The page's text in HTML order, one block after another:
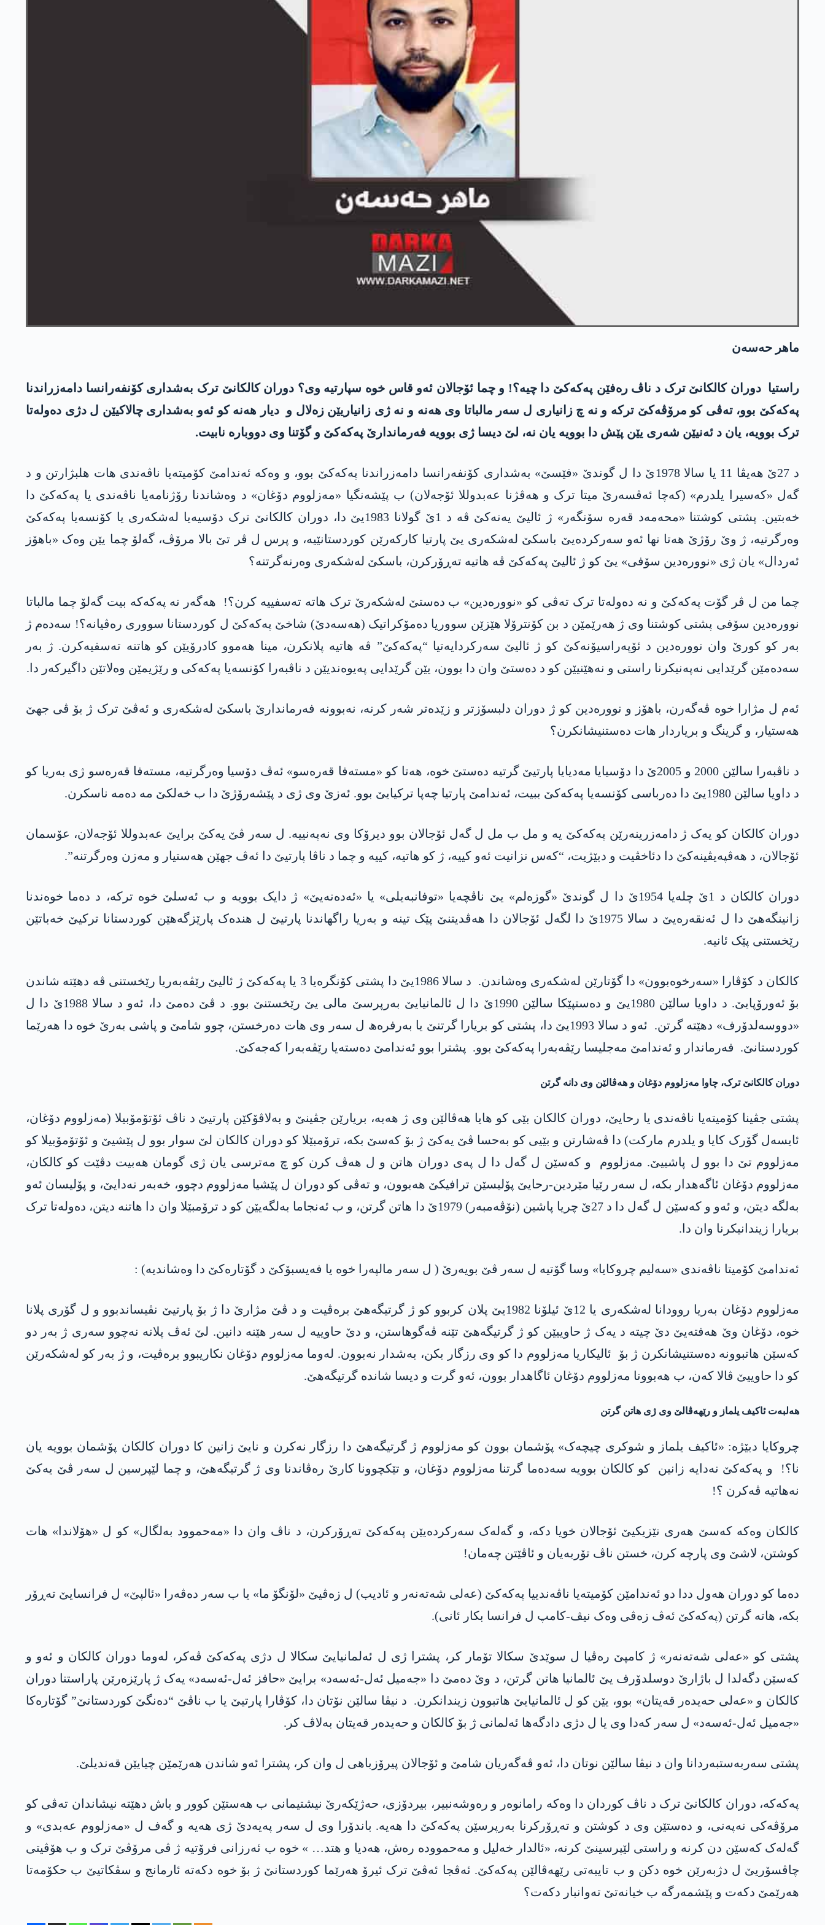
ماھر حەسەن
راستیا دوران کالکانێ ترک د ناڤ رەفێن پەکەکێ دا چیە؟! و چما ئۆجالان ئەو قاس خوە سپارتیە وی؟ دوران کالکانێ ترک بەشداری کۆنفەرانسا دامەزراندنا
پەکەکێ بوو، تەڤی کو مرۆڤەکێ ترکە و نە چ زانیاری ل سەر مالباتا وی هەنە و نە ژی زانیاریێن زەلال و دیار ھەنە کو ئەو بەشداری چالاکیێن ل دژی دەولەتا
ترک بوویە، یان د ئەنیێن شەری یێن پێش دا بوویە یان نە، لێ دیسا ژی بوویە فەرماندارێ پەکەکێ و گۆتنا وی دووبارە نابیت.
د 27ێ ھەیڤا 11 یا سالا 1978ێ دا ل گوندێ «فێسێ» بەشداری کۆنفەرانسا دامەزراندنا پەکەکێ بوو، و وەکە ئەندامێ کۆمیتەیا ناڤەندی ھات ھلبژارتن و د
گەل «کەسیرا یلدرم» (کەچا ئەڤسەرێ میتا ترک و ھەڤژنا عەبدوللا ئۆجەلان) ب پێشەنگیا «مەزلووم دۆغان» د وەشاندنا رۆژنامەیا ناڤەندی یا پەکەکێ دا
خەبتین. پشتی کوشتنا «محەمەد قەرە سۆنگەر» ژ ئالیێ یەنەکێ ڤە د 1ێ گولانا 1983یێ دا، دوران کالکانێ ترک دۆسیەیا لەشکەری یا کۆنسەیا پەکەکێ
وەرگرتیە، ژ وێ رۆژێ ھەتا نھا ئەو سەرکردەیێ باسکێ لەشکەری یێ پارتیا کارکەرێن کوردستانێیە، و پرس ل ڤر تێ بالا مرۆڤ، گەلۆ چما یێن وەک «باھۆز
ئەردال» یان ژی «نوورەدین سۆفی» یێ کو ژ ئالیێ پەکەکێ ڤە ھاتیە تەڕۆرکرن، باسکێ لەشکەری وەرنەگرتنە؟
چما من ل ڤر گۆت پەکەکێ و نە دەولەتا ترک تەڤی کو «نوورەدین» ب دەستێ لەشکەرێ ترک ھاتە تەسفییە کرن؟! ھەگەر نە پەکەکە بیت گەلۆ چما مالباتا
نوورەدین سۆفی پشتی کوشتنا وی ژ ھەرێمێن د بن کۆنترۆلا ھێزێن سووریا دەمۆکراتیک (ھەسەدێ) شاخێ پەکەکێ ل کوردستانا سووری رەڤیانە؟! سەدەم ژ
بەر کو کورێ وان نوورەدین د ئۆپەراسیۆنەکێ کو ژ ئالیێ سەرکردایەتیا “پەکەکێ” ڤە ھاتیە پلانکرن، مینا ھەموو کادرۆیێن کو ھاتنە تەسفیەکرن. ژ بەر
سەدەمێن گرێدایی نەپەنیکرنا راستی و نەھێنیێن کو د دەستێ وان دا بوون، یێن گرێدایی پەیوەندیێن د ناڤبەرا کۆنسەیا پەکەکی و رێژیمێن وەلاتێن داگیرکەر دا.
ئەم ل مژارا خوە ڤەگەرن، باھۆز و نوورەدین کو ژ دوران دلبسۆزتر و زێدەتر شەر کرنە، نەبوونە فەرماندارێ باسکێ لەشکەری و ئەڤێ ترک ژ بۆ ڤی جھێ
ھەستیار، و گرینگ و بریاردار ھات دەستنیشانکرن؟
د ناڤبەرا سالێن 2000 و 2005ێ دا دۆسیایا مەدیایا پارتیێ گرتیە دەستێ خوە، ھەتا کو «مستەفا قەرەسو» ئەڤ دۆسیا وەرگرتیە، مستەفا قەرەسو ژی بەریا کو
د داویا سالێن 1980یێ دا دەرباسی کۆنسەیا پەکەکێ ببیت، ئەندامێ پارتیا چەپا ترکیایێ بوو. ئەزێ وی ژی د پێشەرۆژێ دا ب خەلکێ مە دەمە ناسکرن.
دوران کالکان کو یەک ژ دامەزرینەرێن پەکەکێ یە و مل ب مل ل گەل ئۆجالان بوو دیرۆکا وی نەپەنییە. ل سەر ڤێ یەکێ برایێ عەبدوللا ئۆجەلان، عۆسمان
ئۆجالان، د ھەڤپەیڤینەکێ دا دئاخڤیت و دبێژیت، “کەس نزانیت ئەو کییە، ژ کو ھاتیە، کییە و چما د ناڤا پارتیێ دا ئەڤ جھێن ھەستیار و مەزن وەرگرتنە”.
دوران کالکان د 1ێ چلەیا 1954ێ دا ل گوندێ «گوزەلم» یێ ناڤچەیا «توفانبەیلی» یا «ئەدەنەیێ» ژ دایک بوویە و ب ئەسلێ خوە ترکە، د دەما خوەندنا
زانینگەھێ دا ل ئەنقەرەیێ د سالا 1975ێ دا لگەل ئۆجالان دا ھەڤدیتنێ پێک تینە و بەریا راگھاندنا پارتیێ ل ھندەک پارێزگەھێن کوردستانا ترکیێ خەباتێن
رێخستنی پێک ئانیە.
کالکان د کۆڤارا «سەرخوەبوون» دا گۆتارێن لەشکەری وەشاندن. د سالا 1986یێ دا پشتی کۆنگرەیا 3 یا پەکەکێ ژ ئالیێ رێڤەبەریا رێخستنی ڤە دهێتە شاندن
بۆ ئەورۆپایێ. د داویا سالێن 1980یێ و دەستپێکا سالێن 1990ێ دا ل ئالمانیایێ بەرپرسێ مالی یێ رێخستنێ بوو. د ڤێ دەمێ دا، ئەو د سالا 1988ێ دا ل
«دووسەلدۆرف» دهێتە گرتن. ئەو د سالا 1993یێ دا، پشتی کو بریارا گرتنێ یا بەرفرەھ ل سەر وی ھات دەرخستن، چوو شامێ و پاشی بەرێ خوە دا ھەرێما
کوردستانێ. فەرماندار و ئەندامێ مەجلیسا رێڤەبەرا پەکەکێ بوو. پشترا بوو ئەندامێ دەستەیا رێڤەبەرا کەجەکێ.
دوران کالکانێ ترک، چاوا مەزلووم دۆغان و ھەڤالێن وی دانە گرتن
پشتی جڤینا کۆمیتەیا ناڤەندی یا رحایێ، دوران کالکان بێی کو ھایا ھەڤالێن وی ژ ھەبە، بریارێن جڤینێ و بەلاڤۆکێن پارتیێ د ناڤ ئۆتۆمۆبیلا (مەزلووم دۆغان،
ئایسەل گۆرک کایا و یلدرم مارکت) دا ڤەشارتن و بێیی کو بەحسا ڤێ یەکێ ژ بۆ کەسێ بکە، ترۆمبێلا کو دوران کالکان لێ سوار بوو ل پێشیێ و ئۆتۆمۆبیلا کو
مەزلووم تێ دا بوو ل پاشییێ. مەزلووم و کەسێن ل گەل دا ل پەی دوران ھاتن و ل ھەڤ کرن کو چ مەترسی یان ژی گومان ھەبیت دڤێت کو کالکان،
مەزلووم دۆغان ئاگەھدار بکە، ل سەر رێیا مێردین-رحایێ پۆلیسێن ترافیکێ ھەبوون، و تەڤی کو دوران ل پێشیا مەزلووم دچوو، خەبەر نەدایێ، و پۆلیسان ئەو
بەلگە دیتن، و ئەو و کەسێن ل گەل دا د 27ێ چریا پاشین (نۆڤەمبەر) 1979ێ دا ھاتن گرتن، و ب ئەنجاما بەلگەیێن کو د ترۆمبێلا وان دا ھاتنە دیتن، دەولەتا ترک
بریارا زیندانیکرنا وان دا.
ئەندامێ کۆمیتا ناڤەندی «سەلیم چروکایا» وسا گۆتیە ل سەر ڤێ بویەرێ ( ل سەر مالپەرا خوە یا فەیسبۆکێ د گۆتارەکێ دا وەشاندیە) :
مەزلووم دۆغان بەریا روودانا لەشکەری یا 12ێ ئیلۆنا 1982یێ پلان کربوو کو ژ گرتیگەھێ برەڤیت و د ڤێ مژارێ دا ژ بۆ پارتیێ نڤیساندبوو و ل گۆری پلانا
خوە، دۆغان وێ ھەفتەیێ دێ چیتە د یەک ژ حاوییێن کو ژ گرتیگەھێ تێنە ڤەگوھاستن، و دێ حاوییە ل سەر هێنە دانین. لێ ئەڤ پلانە نەچوو سەری ژ بەر دو
کەسێن ھاتبوونە دەستنیشانکرن ژ بۆ ئالیکاریا مەزلووم دا کو وی رزگار بکن، بەشدار نەبوون. لەوما مەزلووم دۆغان نکاریبوو برەڤیت، و ژ بەر کو لەشکەرێن
کو دا حاوییێ ڤالا کەن، ب ھەبوونا مەزلووم دۆغان ئاگاھدار بوون، ئەو گرت و دیسا شاندە گرتیگەھێ.
ھەلبەت ئاکیف یلماز و رێھەڤالێ وی ژی ھاتن گرتن
چروکایا دبێژە: «ئاکیف یلماز و شوکری چیچەک» پۆشمان بوون کو مەزلووم ژ گرتیگەھێ دا رزگار نەکرن و نایێ زانین کا دوران کالکان پۆشمان بوویە یان
نا؟! و پەکەکێ نەدایە زانین کو کالکان بوویە سەدەما گرتنا مەزلووم دۆغان، و تێکچوونا کارێ رەڤاندنا وی ژ گرتیگەھێ، و چما لێپرسین ل سەر ڤێ یەکێ
نەھاتیە ڤەکرن ؟!
کالکان وەکە کەسێ ھەری نێزیکیێ ئۆجالان خویا دکە، و گەلەک سەرکردەیێن پەکەکێ تەڕۆرکرن، د ناڤ وان دا «مەحموود بەلگال» کو ل «ھۆلاندا» ھات
کوشتن، لاشێ وی پارچە کرن، خستن ناڤ تۆربەیان و ئاڤێتن چەمان!
دەما کو دوران ھەول ددا دو ئەندامێن کۆمیتەیا ناڤەندییا پەکەکێ (عەلی شەتەنەر و ئادیب) ل زەڤیێ «لۆنگۆ ما» یا ب سەر دەڤەرا «ئالپێ» ل فرانسایێ تەڕۆر
بکە، ھاتە گرتن (پەکەکێ ئەڤ زەڤی وەک نیڤ-کامپ ل فرانسا بکار ئانی).
پشتی کو «عەلی شەتەنەر» ژ کامپێ رەڤیا ل سوێدێ سکالا تۆمار کر، پشترا ژی ل ئەلمانیایێ سکالا ل دژی پەکەکێ ڤەکر، لەوما دوران کالکان و ئەو و
کەسێن دگەلدا ل باژارێ دوسلدۆرف یێ ئالمانیا ھاتن گرتن، د وێ دەمێ دا «جەمیل ئەل-ئەسەد» برایێ «حافز ئەل-ئەسەد» یەک ژ پارێزەرێن پاراستنا دوران
کالکان و «عەلی حەیدەر قەیتان» بوو، یێن کو ل ئالمانیایێ ھاتبوون زیندانکرن. د نیڤا سالێن نۆتان دا، کۆڤارا پارتیێ یا ب ناڤێ “دەنگێ کوردستانێ” گۆتارەکا
«جەمیل ئەل-ئەسەد» ل سەر کەدا وی یا ل دژی دادگەھا ئەلمانی ژ بۆ کالکان و حەیدەر قەیتان بەلاڤ کر.
پشتی سەربەستبەردانا وان د نیڤا سالێن نوتان دا، ئەو ڤەگەریان شامێ و ئۆجالان پیرۆزباھی ل وان کر، پشترا ئەو شاندن ھەرێمێن چیایێن قەندیلێ.
پەکەکە، دوران کالکانێ ترک د ناڤ کوردان دا وەکە رامانوەر و رەوشەنبیر، بیردۆزی، حەژێکەرێ نیشتیمانی ب ھەستێن کوور و باش دهێتە نیشاندان تەڤی کو
مرۆڤەکی نەپەنی، و دەستێن وی د کوشتن و تەڕۆرکرنا بەرپرسێن پەکەکێ دا ھەیە. باندۆرا وی ل سەر پەیەدێ ژی ھەیە و گەف ل «مەزلووم عەبدی» و
گەلەک کەسێن دن کرنە و راستی لێپرسینێ کرنە، «ئالدار خەلیل و مەحموودە رەش، ھەدیا و ھتد… » خوە ب ئەرزانی فرۆتیە ژ ڤی مرۆڤێ ترک و ب ھۆڤیتی
چاڤسۆریێ ل دژبەرێن خوە دکن و ب تایبەتی رێھەڤالێن پەکەکێ. ئەڤجا ئەڤێ ترک ئیرۆ ھەرێما کوردستانێ ژ بۆ خوە دکەتە ئارمانج و سڤکاتیێ ب حکۆمەتا
ھەرێمێ دکەت و پێشمەرگە ب خیانەتێ تەوانبار دکەت؟